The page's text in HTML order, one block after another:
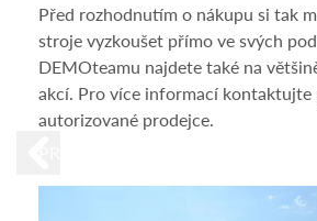
Před rozhodnutím o nákupu si tak
stroje vyzkoušet přímo ve svých
DEMOteamu najdete také na
akcí. Pro více informací
autorizované prodejce.